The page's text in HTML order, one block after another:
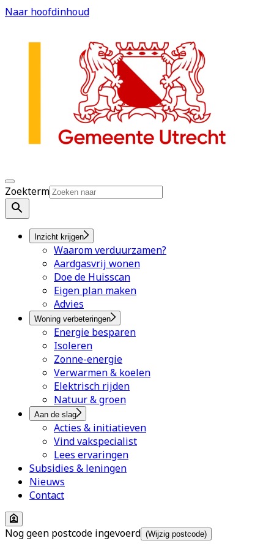
Naar hoofdinhoud
Zoekterm
Inzicht krijgen
Waarom verduurzamen?
Aardgasvrij wonen
Doe de Huisscan
Eigen plan maken
Advies
Woning verbeteringen
Energie besparen
Isoleren
Zonne-energie
Verwarmen & koelen
Elektrisch rijden
Natuur & groen
Aan de slag
Acties & initiatieven
Vind vakspecialist
Lees ervaringen
Subsidies & leningen
Nieuws
Contact
Nog geen postcode ingevoerd (Wijzig postcode)